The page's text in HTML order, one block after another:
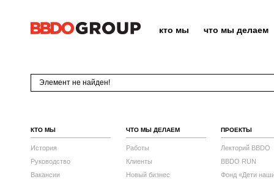
кто мы что мы делаем
Элемент не найден!
КТО МЫ
История
Руководство
Вакансии
ЧТО МЫ ДЕЛАЕМ
Работы
Клиенты
Новый бизнес
ПРОЕКТЫ
Лекторий BBDO
BBDO RUN
Фонд «Дети